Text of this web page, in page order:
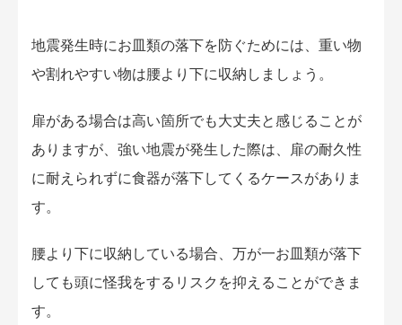
地震発生時にお皿類の落下を防ぐためには、重い物
や割れやすい物は腰より下に収納しましょう。
扉がある場合は高い箇所でも大丈夫と感じることが
ありますが、強い地震が発生した際は、扉の耐久性
に耐えられずに食器が落下してくるケースがありま
す。
腰より下に収納している場合、万が一お皿類が落下
しても頭に怪我をするリスクを抑えることができま
す。